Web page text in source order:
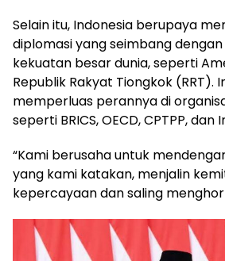
Selain itu, Indonesia berupaya
diplomasi yang seimbang
kekuatan besar dunia, seperti
Republik Rakyat Tiongkok (RRT).
memperluas perannya di
seperti BRICS, OECD, CPTPP,
“Kami berusaha untuk
yang kami katakan, menjalin
kepercayaan dan saling